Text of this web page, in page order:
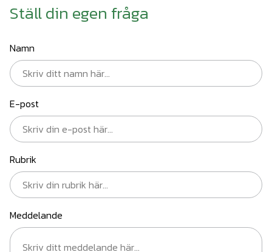
Ställ din egen fråga
Namn
E-post
Rubrik
Meddelande